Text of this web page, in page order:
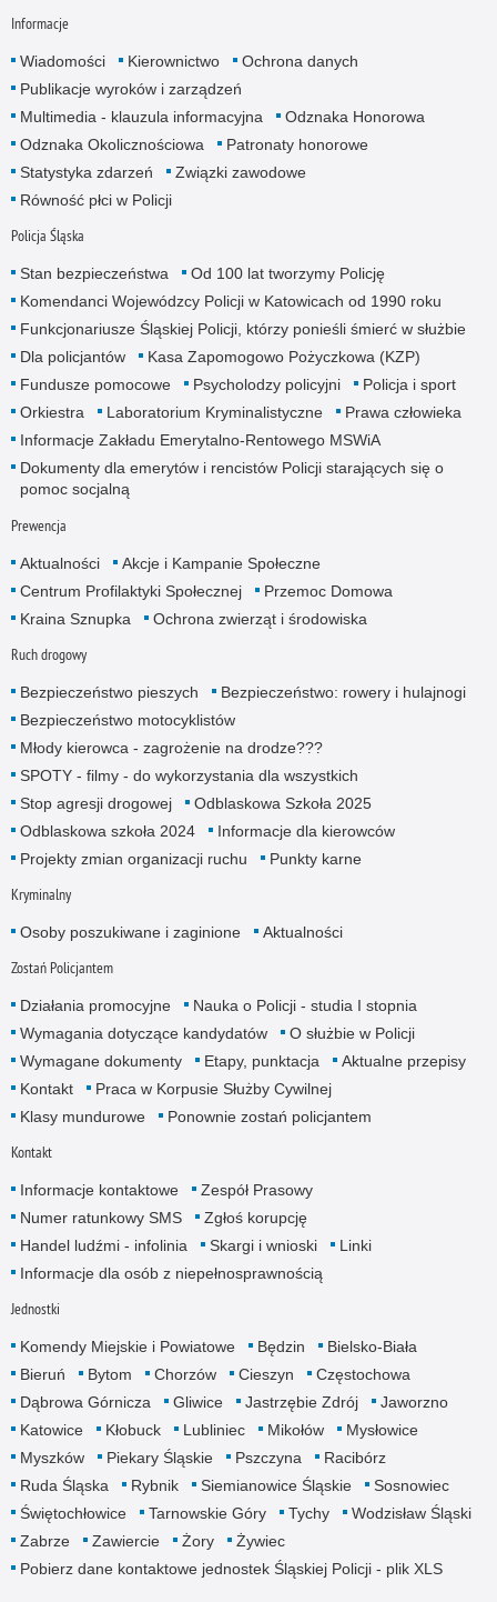
Informacje
Wiadomości Kierownictwo
Ochrona danych
Publikacje wyroków i zarządzeń
Multimedia - klauzula informacyjna
Odznaka Honorowa
Odznaka Okolicznościowa
Patronaty honorowe
Statystyka zdarzeń
Związki zawodowe
Równość płci w Policji
Policja Śląska
Stan bezpieczeństwa
Od 100 lat tworzymy Policję
Komendanci Wojewódzcy Policji w Katowicach od 1990 roku
Funkcjonariusze Śląskiej Policji, którzy ponieśli śmierć w służbie
Dla policjantów
Kasa Zapomogowo Pożyczkowa (KZP)
Fundusze pomocowe
Psycholodzy policyjni
Policja i sport
Orkiestra
Laboratorium Kryminalistyczne
Prawa człowieka
Informacje Zakładu Emerytalno-Rentowego MSWiA
Dokumenty dla emerytów i rencistów Policji starających się o
pomoc socjalną
Prewencja
Aktualności
Akcje i Kampanie Społeczne
Centrum Profilaktyki Społecznej
Przemoc Domowa
Kraina Sznupka
Ochrona zwierząt i środowiska
Ruch drogowy
Bezpieczeństwo pieszych
Bezpieczeństwo: rowery i hulajnogi
Bezpieczeństwo motocyklistów
Młody kierowca - zagrożenie na drodze???
SPOTY - filmy - do wykorzystania dla wszystkich
Stop agresji drogowej
Odblaskowa Szkoła 2025
Odblaskowa szkoła 2024
Informacje dla kierowców
Projekty zmian organizacji ruchu
Punkty karne
Kryminalny
Osoby poszukiwane i zaginione Aktualności
Zostań Policjantem
Działania promocyjne
Nauka o Policji - studia I stopnia
Wymagania dotyczące kandydatów
O służbie w Policji
Wymagane dokumenty
Etapy, punktacja
Aktualne przepisy
Kontakt
Praca w Korpusie Służby Cywilnej
Klasy mundurowe
Ponownie zostań policjantem
Kontakt
Informacje kontaktowe
Zespół Prasowy
Numer ratunkowy SMS
Zgłoś korupcję
Handel ludźmi - infolinia
Skargi i wnioski
Linki
Informacje dla osób z niepełnosprawnością
Jednostki
Komendy Miejskie i Powiatowe Będzin
Bielsko-Biała
Bieruń
Bytom Chorzów Cieszyn
Częstochowa
Dąbrowa Górnicza
Gliwice Jastrzębie Zdrój
Jaworzno
Katowice
Kłobuck Lubliniec Mikołów
Mysłowice
Myszków
Piekary Śląskie Pszczyna
Racibórz
Ruda Śląska
Rybnik Siemianowice Śląskie
Sosnowiec
Świętochłowice
Tarnowskie Góry Tychy
Wodzisław Śląski
Zabrze
Zawiercie Żory
Żywiec
Pobierz dane kontaktowe jednostek Śląskiej Policji - plik XLS